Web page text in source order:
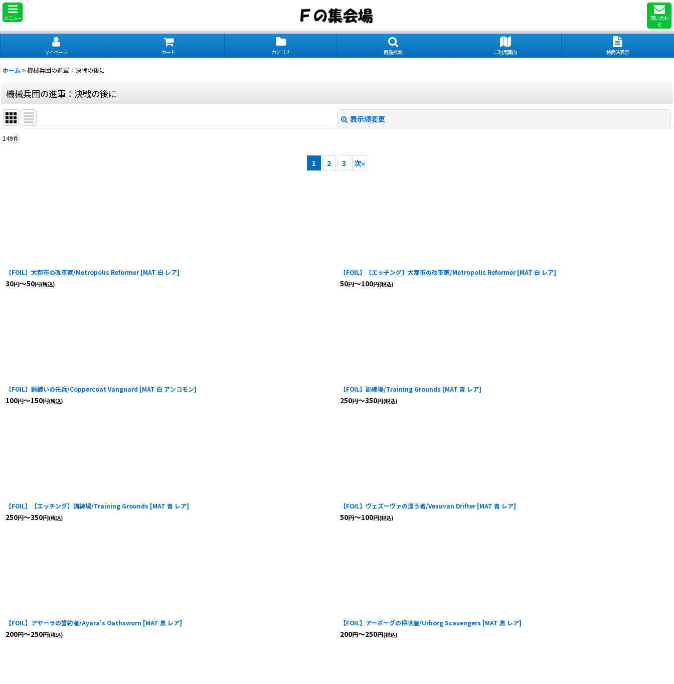
メニュー
問い合わ
せ
マイページ カート カテゴリ 商品検索 ご利用案内 特商法表示
ホーム >機械兵団の進軍：決戦の後に
機械兵団の進軍：決戦の後に
表示順変更
149件
1 2 3 次»
【FOIL】大都市の改革家/Metropolis Reformer [MAT 白 レア]
30円～50円(税込)
【FOIL】【エッチング】大都市の改革家/Metropolis Reformer [MAT 白 レア]
50円～100円(税込)
【FOIL】銅纏いの先兵/Coppercoat Vanguard [MAT 白 アンコモン]
100円～150円(税込)
【FOIL】訓練場/Training Grounds [MAT 青 レア]
250円～350円(税込)
【FOIL】【エッチング】訓練場/Training Grounds [MAT 青 レア]
250円～350円(税込)
【FOIL】ヴェズーヴァの漂う者/Vesuvan Drifter [MAT 青 レア]
50円～100円(税込)
【FOIL】アヤーラの誓約者/Ayara's Oathsworn [MAT 黒 レア]
200円～250円(税込)
【FOIL】アーボーグの掃除屋/Urborg Scavengers [MAT 黒 レア]
200円～250円(税込)